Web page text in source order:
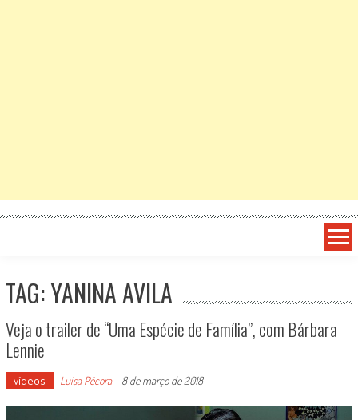
TAG: YANINA AVILA
Veja o trailer de “Uma Espécie de Família”, com Bárbara
Lennie
vídeos Luísa Pécora- 8 de março de 2018